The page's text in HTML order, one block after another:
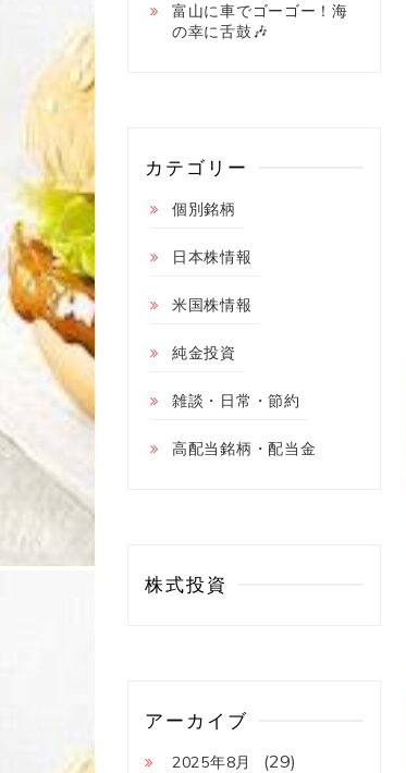
富山に車でゴーゴー！海
の幸に舌鼓🎶
カテゴリー
個別銘柄
日本株情報
米国株情報
純金投資
雑談・日常・節約
高配当銘柄・配当金
株式投資
アーカイブ
2025年8月 (29)